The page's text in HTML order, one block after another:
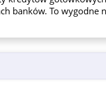
banków. To